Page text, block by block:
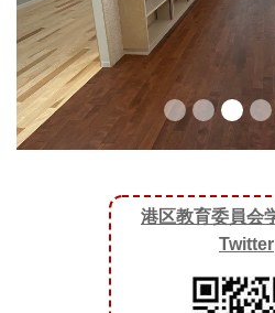
港区教育委員会
Twitter